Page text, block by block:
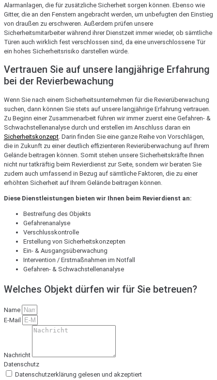
Alarmanlagen, die für zusätzliche Sicherheit sorgen können. Ebenso wie
Gitter, die an den Fenstern angebracht werden, um unbefugten den Einstieg
von draußen zu erschweren. Außerdem prüfen unsere
Sicherheitsmitarbeiter während ihrer Dienstzeit immer wieder, ob sämtliche
Türen auch wirklich fest verschlossen sind, da eine unverschlossene Tür
ein hohes Sicherheitsrisiko darstellen würde.
Vertrauen Sie auf unsere langjährige Erfahrung
bei der Revierbewachung
Wenn Sie nach einem Sicherheitsunternehmen für die Revierüberwachung
suchen, dann können Sie stets auf unsere langjährige Erfahrung vertrauen.
Zu Beginn einer Zusammenarbeit führen wir immer zuerst eine Gefahren- &
Schwachstellenanalyse durch und erstellen im Anschluss daran ein
Sicherheitskonzept . Darin finden Sie eine ganze Reihe von Vorschlägen,
die in Zukunft zu einer deutlich effizienteren Revierüberwachung auf Ihrem
Gelände beitragen können. Somit stehen unsere Sicherheitskräfte Ihnen
nicht nur tatkräftig beim Revierdienst zur Seite, sondern wir beraten Sie
zudem auch umfassend in Bezug auf sämtliche Faktoren, die zu einer
erhöhten Sicherheit auf Ihrem Gelände beitragen können.
Diese Dienstleistungen bieten wir Ihnen beim Revierdienst an:
Bestreifung des Objekts
Gefahrenanalyse
Verschlusskontrolle
Erstellung von Sicherheitskonzepten
Ein- & Ausgangsüberwachung
Intervention / Erstmaßnahmen im Notfall
Gefahren- & Schwachstellenanalyse
Welches Objekt dürfen wir für Sie betreuen?
Name
E-Mail
Nachricht
Datenschutz
Datenschutzerklärung gelesen und akzeptiert